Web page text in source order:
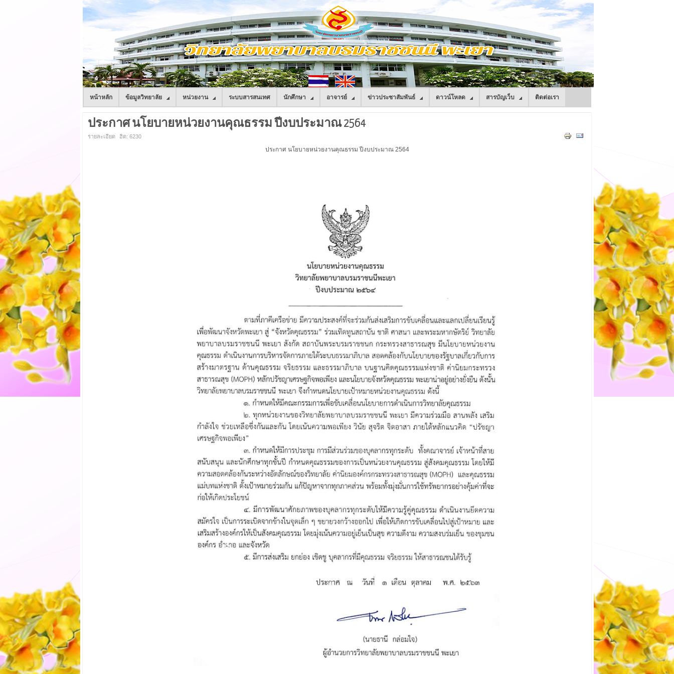
หน้าหลัก ข้อมูลวิทยาลัย หน่วยงาน ระบบสารสนเทศ นักศึกษา อาจารย์ ข่าวประชาสัมพันธ์ ดาวน์โหลด สารบัญเว็บ ติดต่อเรา
ประกาศ นโยบายหน่วยงานคุณธรรม ปีงบประมาณ 2564
รายละเอียด ฮิต: 6230
ประกาศ นโยบายหน่วยงานคุณธรรม ปีงบประมาณ 2564